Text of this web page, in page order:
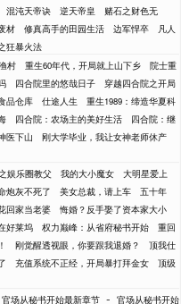
混沌天帝诀 逆天帝皇
赌石之财色无
材 修真高手的田园生活 边军悍卒
凡人
狂暴火法
村 重生60年代，开局就上山下乡
院士重
四合院里的悠哉日子
穿越四合院之开局
品仓库 仕途人生
重生1989：缔造华夏科
四合院：农场主的美好生活
四合院：继
医下山
刚大学毕业，我让女神老师休产
娱乐圈教父 我的大小魔女
大明星爱上
炮灰不死了 美女总裁，请上车
五十年
回家当老婆
悔婚？反手娶了资本家大小
好莱坞 权力巅峰：从省府秘书开始
重回
刚觉醒透视眼，你要跟我退婚？
顶我仕
充值系统不正经，开局暴打拜金女
顶级
官场从秘书开始最新章节 - 官场从秘书开始